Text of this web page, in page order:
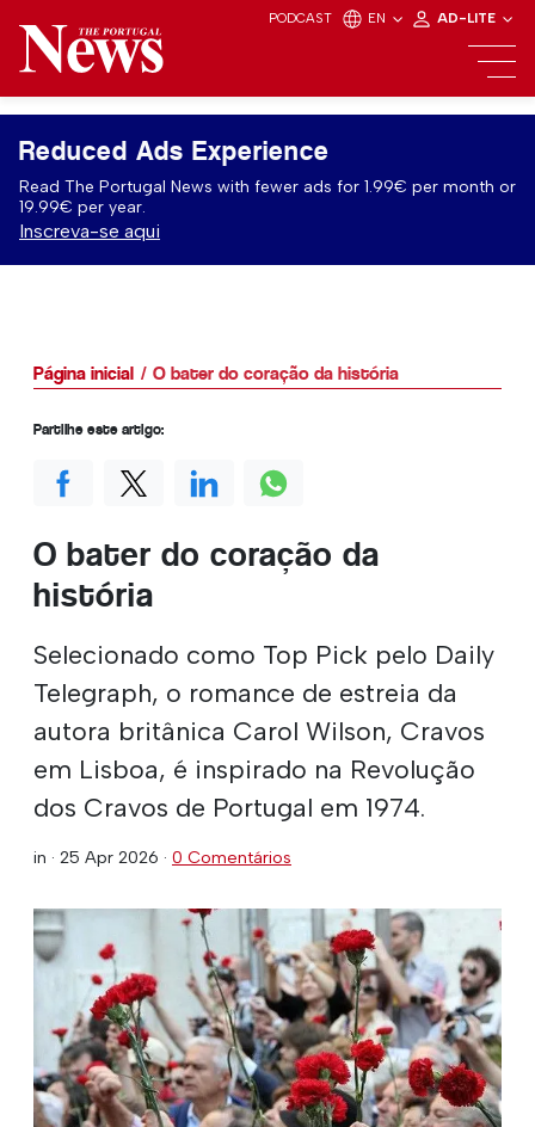
PODCAST EN AD-LITE
Reduced Ads Experience
Read The Portugal News with fewer ads for 1.99€ per month or
19.99€ per year.
Inscreva-se aqui
Página inicial O bater do coração da história
O bater do coração da
história
Selecionado como Top Pick pelo Daily
Telegraph, o romance de estreia da
autora britânica Carol Wilson, Cravos
em Lisboa, é inspirado na Revolução
dos Cravos de Portugal em 1974.
in · 25 Apr 2026 · 0 Comentários
Partilhe este artigo: